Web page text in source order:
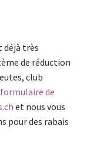
déjà très
de réduction
club
formulaire de
et nous vous
pour des rabais